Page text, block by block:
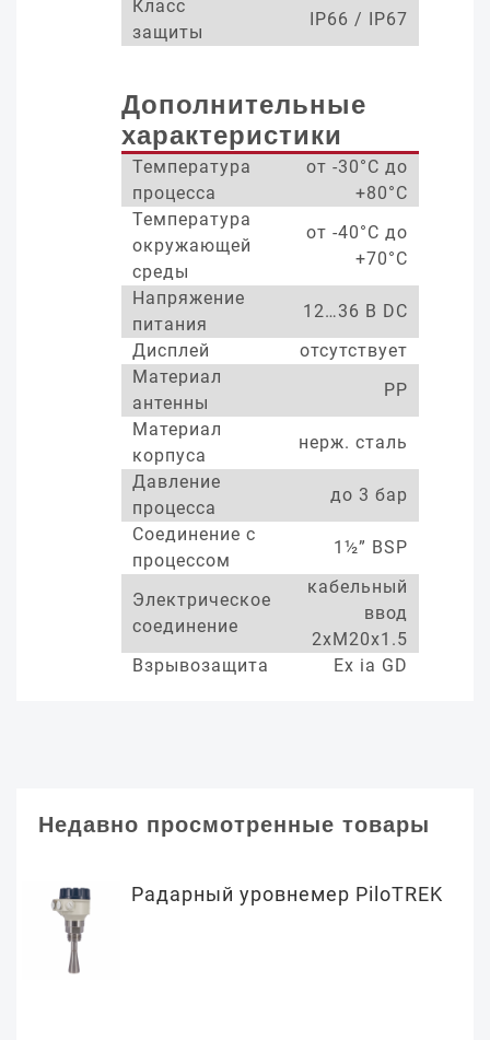
Класс
защиты
IP66 / IP67
Дополнительные
характеристики
Температура
процесса
от -30°С до
+80°С
Температура
окружающей
среды
от -40°С до
+70°С
Напряжение
питания
12…36 В DC
Дисплей
отсутствует
Материал
антенны
PP
Материал
корпуса
нерж. сталь
Давление
процесса
до 3 бар
Соединение с
процессом
1½” BSP
Электрическое
соединение
кабельный
ввод
2xM20x1.5
Взрывозащита
Ex ia GD
Недавно просмотренные товары
Радарный уровнемер PiloTREK